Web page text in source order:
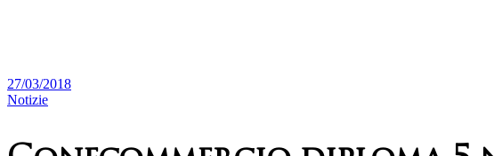
27/03/2018
Notizie